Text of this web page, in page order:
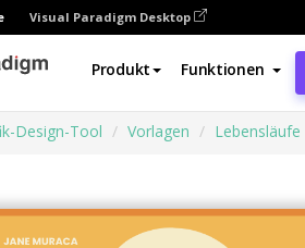
Visual Paradigm Desktop
Produkt Funktionen
Design-Tool Vorlagen Lebensläufe